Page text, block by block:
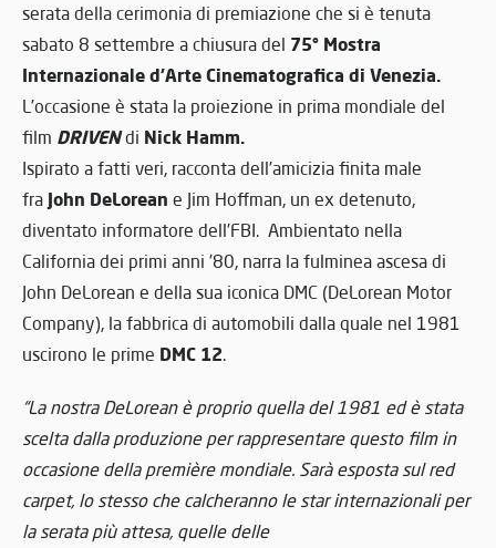
serata della cerimonia di premiazione che si è tenuta
sabato 8 settembre a chiusura del 75° Mostra
Internazionale d’Arte Cinematografica di Venezia.
L’occasione è stata la proiezione in prima mondiale del
film DRIVENdi Nick Hamm.
Ispirato a fatti veri, racconta dell’amicizia finita male
fra John DeLorean e Jim Hoffman, un ex detenuto,
diventato informatore dell’FBI. Ambientato nella
California dei primi anni ’80, narra la fulminea ascesa di
John DeLorean e della sua iconica DMC (DeLorean Motor
Company), la fabbrica di automobili dalla quale nel 1981
uscirono le prime DMC 12.
“La nostra DeLorean è proprio quella del 1981 ed è stata
scelta dalla produzione per rappresentare questo film in
occasione della première mondiale. Sarà esposta sul red
carpet, lo stesso che calcheranno le star internazionali per
la serata più attesa, quelle delle